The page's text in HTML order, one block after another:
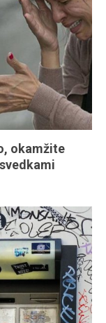
okamžite